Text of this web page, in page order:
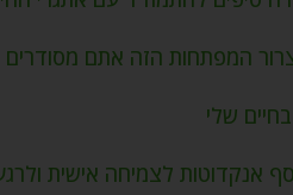
המפתחות הזה אתם מסודרים
שלי
אנקדוטות לצמיחה אישית